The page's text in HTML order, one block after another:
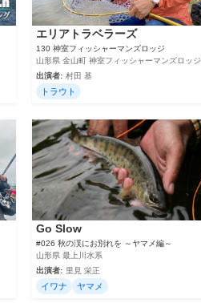
エリアトラベラーズ
130 神室フィッシャーマンズロッジ
山形県 金山町 神室フィッシャーマンズロッジ
出演者: 村田 基
トラウト
Go Slow
#026 秋の渓にお別れを ～ヤマメ編～
山形県 最上川水系
出演者: 里見 栄正
イワナ ヤマメ